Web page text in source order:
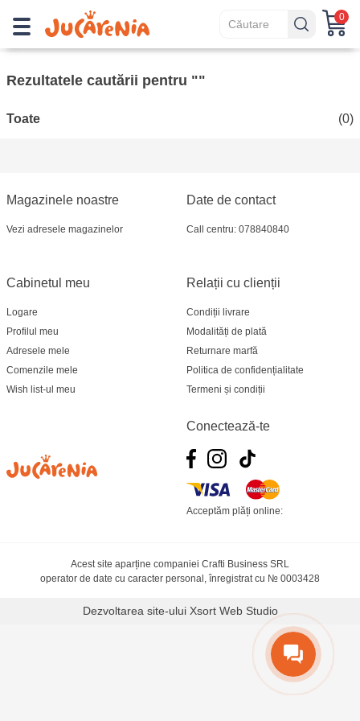
0
Rezultatele cautării pentru ""
Toate (0)
Magazinele noastre
Vezi adresele magazinelor
Relații cu clienții
Condiții livrare
Modalități de plată
Returnare marfă
Politica de confidențialitate
Termeni și condiții
Cabinetul meu
Logare
Profilul meu
Adresele mele
Comenzile mele
Wish list-ul meu
Date de contact
Call centru: 078840840
Conectează-te
Acceptăm plăți online:
Acest site aparține companiei Crafti Business SRL
operator de date cu caracter personal, înregistrat cu № 0003428
Dezvoltarea site-ului Xsort Web Studio